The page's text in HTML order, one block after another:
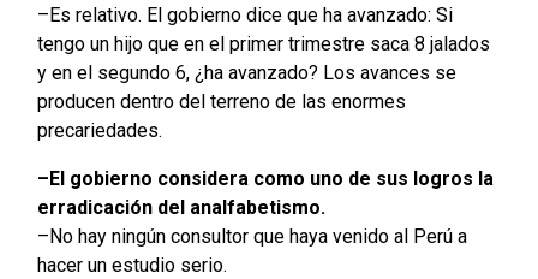
–Es relativo. El gobierno dice que ha avanzado: Si
tengo un hijo que en el primer trimestre saca 8 jalados
y en el segundo 6, ¿ha avanzado? Los avances se
producen dentro del terreno de las enormes
precariedades.
–El gobierno considera como uno de sus logros la
erradicación del analfabetismo.
–No hay ningún consultor que haya venido al Perú a
hacer un estudio serio.